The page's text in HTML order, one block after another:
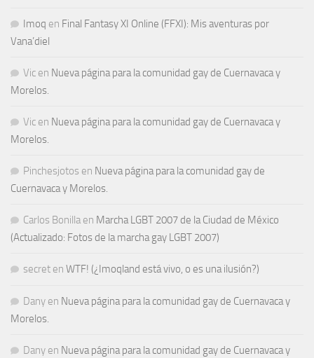
Imoq en Final Fantasy XI Online (FFXI): Mis aventuras por
Vana’diel
Vic en Nueva página para la comunidad gay de Cuernavaca y
Morelos.
Vic en Nueva página para la comunidad gay de Cuernavaca y
Morelos.
Pinchesjotos en Nueva página para la comunidad gay de
Cuernavaca y Morelos.
Carlos Bonilla en Marcha LGBT 2007 de la Ciudad de México
(Actualizado: Fotos de la marcha gay LGBT 2007)
secret en WTF! (¿Imoqland está vivo, o es una ilusión?)
Dany en Nueva página para la comunidad gay de Cuernavaca y
Morelos.
Dany en Nueva página para la comunidad gay de Cuernavaca y